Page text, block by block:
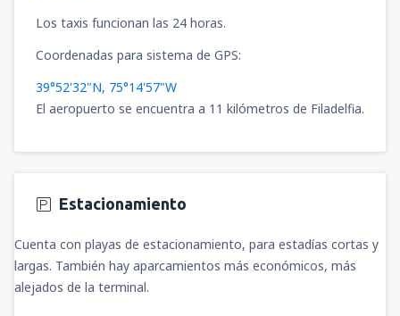
Los taxis funcionan las 24 horas.
Coordenadas para sistema de GPS:
39°52'32"N, 75°14'57"W
El aeropuerto se encuentra a 11 kilómetros de Filadelfia.
Estacionamiento
Cuenta con playas de estacionamiento, para estadías cortas y
largas. También hay aparcamientos más económicos, más
alejados de la terminal.